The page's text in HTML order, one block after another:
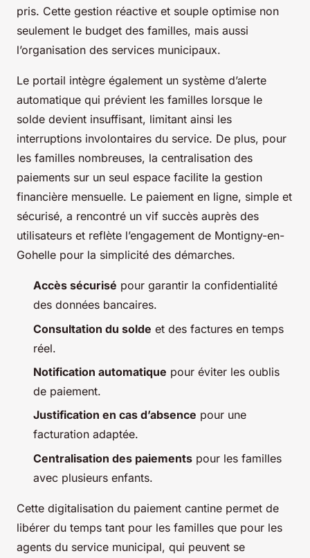
pris. Cette gestion réactive et souple optimise non
seulement le budget des familles, mais aussi
l’organisation des services municipaux.
Le portail intègre également un système d’alerte
automatique qui prévient les familles lorsque le
solde devient insuffisant, limitant ainsi les
interruptions involontaires du service. De plus, pour
les familles nombreuses, la centralisation des
paiements sur un seul espace facilite la gestion
financière mensuelle. Le paiement en ligne, simple et
sécurisé, a rencontré un vif succès auprès des
utilisateurs et reflète l’engagement de Montigny-en-
Gohelle pour la simplicité des démarches.
Accès sécurisé pour garantir la confidentialité
des données bancaires.
Consultation du solde et des factures en temps
réel.
Notification automatique pour éviter les oublis
de paiement.
Justification en cas d’absence pour une
facturation adaptée.
Centralisation des paiements pour les familles
avec plusieurs enfants.
Cette digitalisation du paiement cantine permet de
libérer du temps tant pour les familles que pour les
agents du service municipal, qui peuvent se